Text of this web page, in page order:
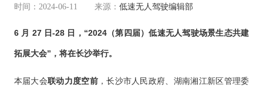
时间：2024-06-11 来源： 低速无人驾驶编辑部
6 月 27 日-28 日，“2024（第四届）低速无人驾驶场景生态共建
拓展大会”，将在长沙举行。
本届大会联动力度空前，长沙市人民政府、湖南湘江新区管理委